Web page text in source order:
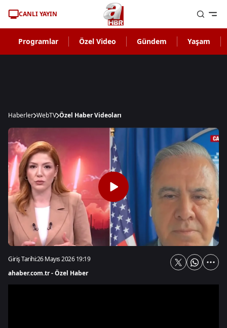
CANLI YAYIN
Programlar Özel Video Gündem Yaşam
Haberler WebTV Özel Haber Videoları
Giriş Tarihi:26 Mayıs 2026 19:19
ahaber.com.tr - Özel Haber